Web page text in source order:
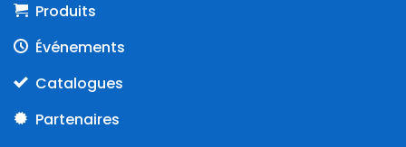
Produits
Événements
Catalogues
Partenaires